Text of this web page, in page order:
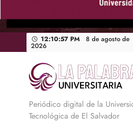
12:10:58 PM 8 de agosto de
2026
La Palabra
Periódico digital de la
Tecnológica de El Salvador